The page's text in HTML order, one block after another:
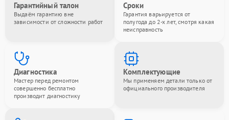
Гарантийный талон
Выдаём гарантию вне
зависимости от сложности работ
Сроки
Гарантия варьируется от
полугода до 2-х лет, смотря какая
неисправность
Диагностика
Мастер перед ремонтом
совершенно бесплатно
производит диагностику
Комплектующие
Мы применяем детали только от
официального производителя